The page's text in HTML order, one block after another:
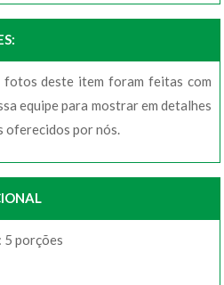
deste item foram feitas com
equipe para mostrar em detalhes
oferecidos por nós.
5 porções